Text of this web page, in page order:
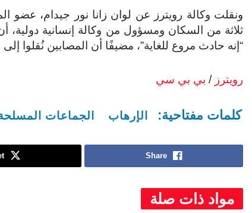
ونقلت وكالة رويترز عن لوان زانا نور جيدام، عضو
ثلاثة من السكان ومسؤول من وكالة إنسانية دولية، أن
“إنه حادث مروع للغاية”، مضيفًا أن المصابين نُقلوا
رويترز / بي بي سي
كلمات مفتاحية: الإرهاب الجماعات
Share
مواد ذات صلة